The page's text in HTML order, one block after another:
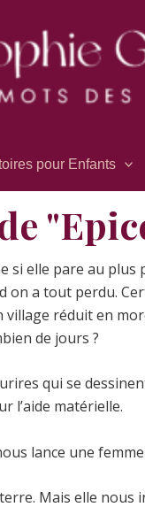
pour Enfants
si elle pare au plus
a tout perdu.
réduit en
de jours ?
qui se
l’aide matérielle.
lance une femme.
Mais elle